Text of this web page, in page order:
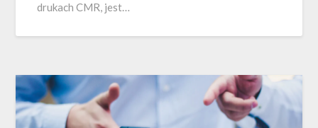
drukach CMR, jest…